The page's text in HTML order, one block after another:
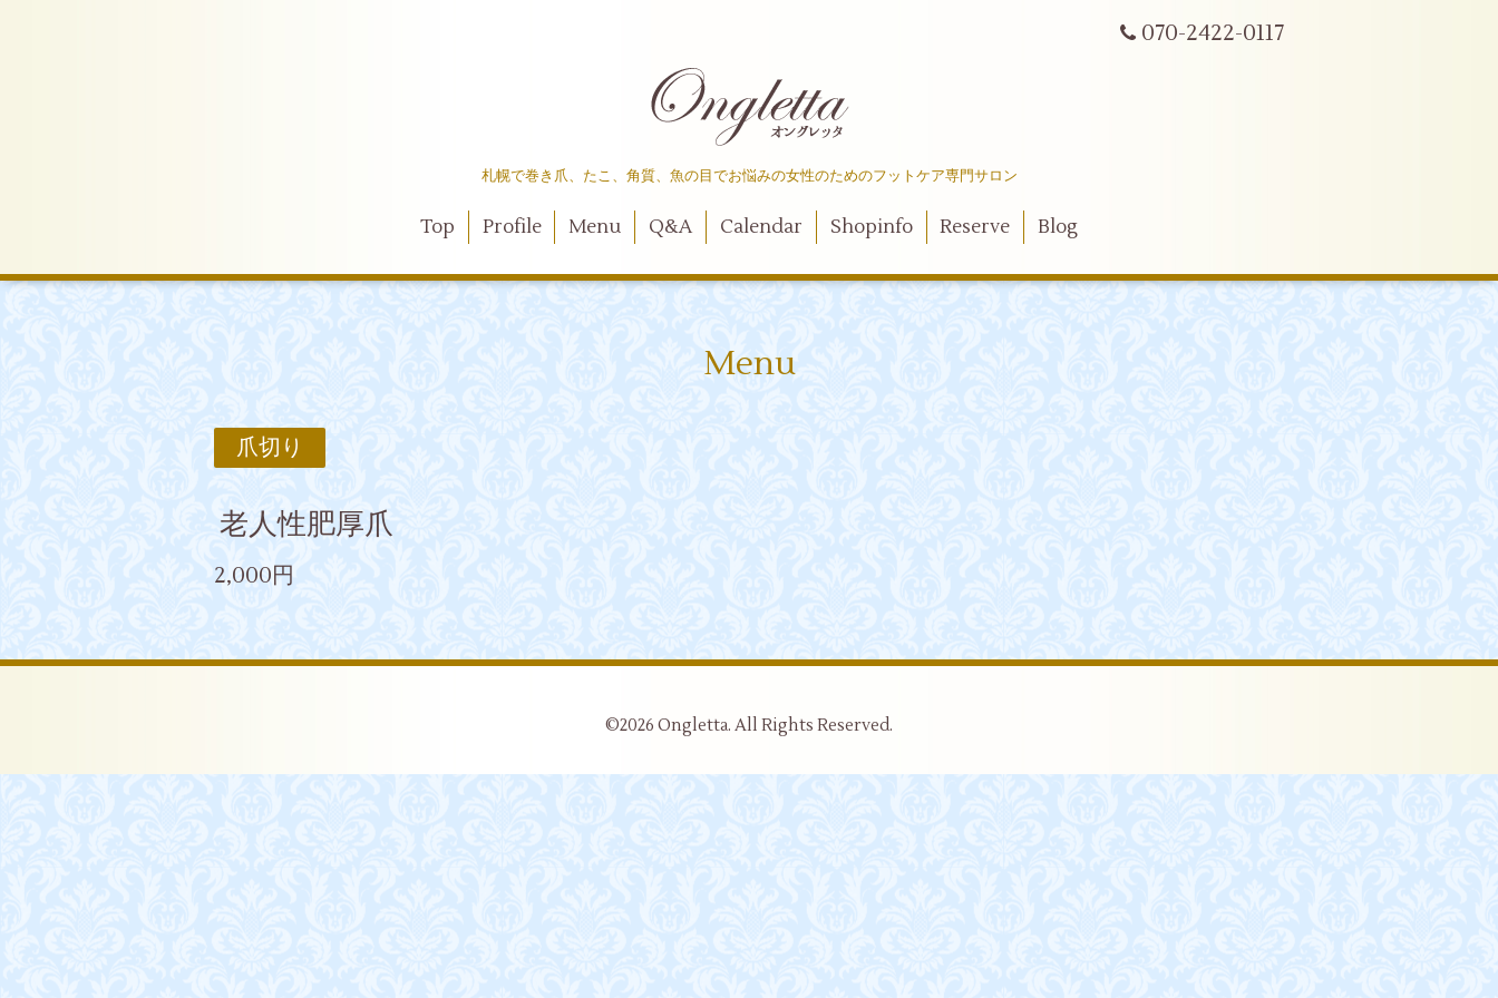
070-2422-0117
札幌で巻き爪、たこ、角質、魚の目でお悩みの女性のためのフットケア専門サロン
Top Profile Menu Q&A Calendar Shopinfo Reserve Blog
Menu
爪切り
老人性肥厚爪
2,000円
©2026 Ongletta. All Rights Reserved.